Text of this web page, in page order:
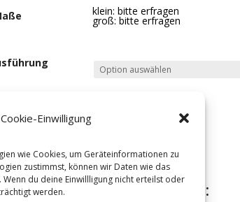
Einwilligung
wie Cookies, um Geräteinformationen zu
zustimmst, können wir Daten wie das
du deine Einwillligung nicht erteilst oder
werden.
klein: bitte erfragen
groß: bitte erfragen
wurde der Artikel dekoriert: